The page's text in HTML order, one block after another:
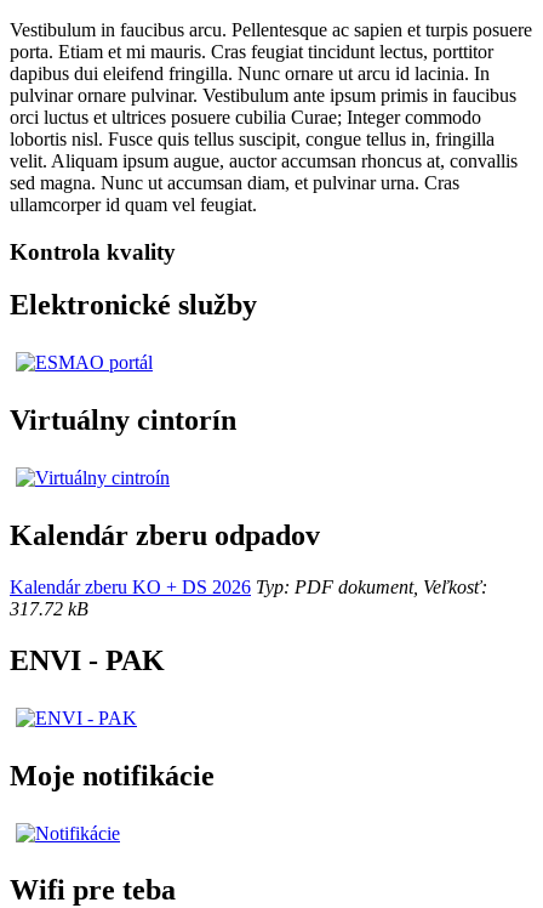
Vestibulum in faucibus arcu. Pellentesque ac sapien et turpis posuere
porta. Etiam et mi mauris. Cras feugiat tincidunt lectus, porttitor
dapibus dui eleifend fringilla. Nunc ornare ut arcu id lacinia. In
pulvinar ornare pulvinar. Vestibulum ante ipsum primis in faucibus
orci luctus et ultrices posuere cubilia Curae; Integer commodo
lobortis nisl. Fusce quis tellus suscipit, congue tellus in, fringilla
velit. Aliquam ipsum augue, auctor accumsan rhoncus at, convallis
sed magna. Nunc ut accumsan diam, et pulvinar urna. Cras
ullamcorper id quam vel feugiat.
Kontrola kvality
Elektronické služby
Virtuálny cintorín
Kalendár zberu odpadov
Kalendár zberu KO + DS 2026 Typ: PDF dokument, Veľkosť:
317.72 kB
ENVI - PAK
Moje notifikácie
Wifi pre teba